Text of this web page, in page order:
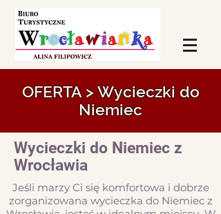
OFERTA > Wycieczki do
Niemiec
Wycieczki do Niemiec z
Wrocławia
Jeśli marzy Ci się komfortowa i dobrze
zorganizowana wycieczka do Niemiec z